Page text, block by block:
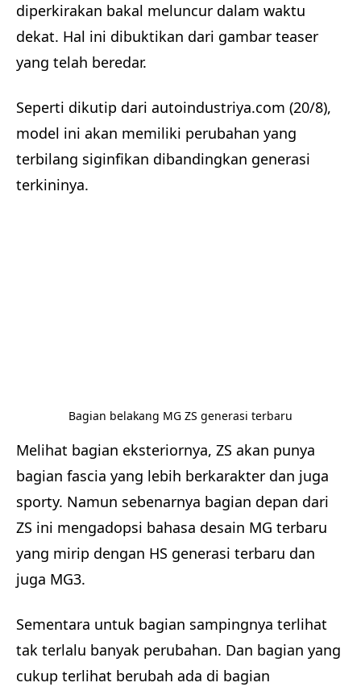
diperkirakan bakal meluncur dalam waktu
dekat. Hal ini dibuktikan dari gambar teaser
yang telah beredar.
Seperti dikutip dari autoindustriya.com (20/8),
model ini akan memiliki perubahan yang
terbilang siginfikan dibandingkan generasi
terkininya.
Bagian belakang MG ZS generasi terbaru
Melihat bagian eksteriornya, ZS akan punya
bagian fascia yang lebih berkarakter dan juga
sporty. Namun sebenarnya bagian depan dari
ZS ini mengadopsi bahasa desain MG terbaru
yang mirip dengan HS generasi terbaru dan
juga MG3.
Sementara untuk bagian sampingnya terlihat
tak terlalu banyak perubahan. Dan bagian yang
cukup terlihat berubah ada di bagian